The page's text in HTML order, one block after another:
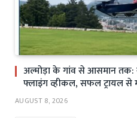
अल्मोड़ा के गांव से आसमान तक:
फ्लाइंग व्हीकल, सफल ट्रायल से
AUGUST 8, 2026